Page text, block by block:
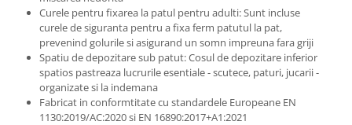
Curele pentru fixarea la patul pentru adulti: Sunt incluse
curele de siguranta pentru a fixa ferm patutul la pat,
prevenind golurile si asigurand un somn impreuna fara griji
Spatiu de depozitare sub patut: Cosul de depozitare inferior
spatios pastreaza lucrurile esentiale - scutece, paturi, jucarii -
organizate si la indemana
Fabricat in conformtitate cu standardele Europeane EN
1130:2019/AC:2020 si EN 16890:2017+A1:2021